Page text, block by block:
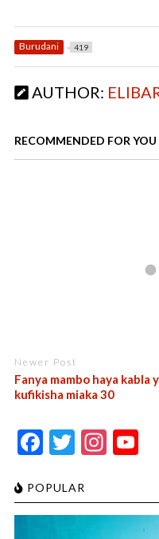
e
b
o
o
itt
er
ai
A
p
Burudani 419
AUTHOR:
RECOMMENDED FOR YOU
Newer Post
Fanya mambo haya kabla
kufikisha miaka 30
F
ac
e
b
T
w
itt
er
In
st
gr
Y
o
T
POPULAR